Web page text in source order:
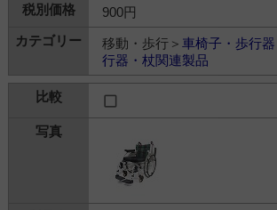
900円
移動・歩行＞ 車椅子・歩行
行器・杖関連製品